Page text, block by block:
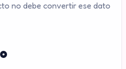
no debe convertir ese dato